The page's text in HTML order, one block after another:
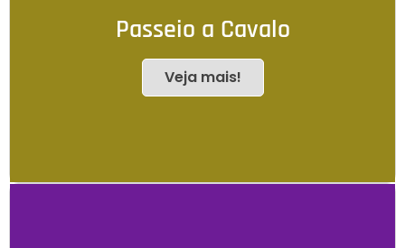
Passeio a Cavalo
Veja mais!